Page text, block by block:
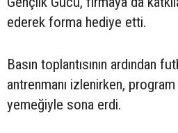
ederek forma hediye etti.
Basın toplantısının ardından
antrenmanı izlenirken,
yemeğiyle sona erdi.